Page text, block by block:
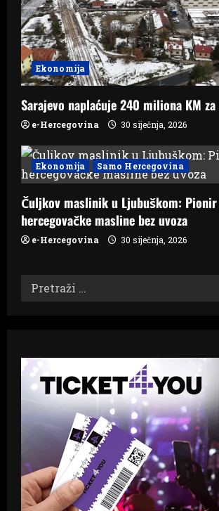
Ekonomija
Sarajevo naplaćuje 240 miliona KM
e-Hercegovina 30 siječnja, 2026
Ekonomija Samo Hercegovina
Čuljkov maslinik u Ljubuškom: Pionir
hercegovačke masline bez uvoza
e-Hercegovina 30 siječnja, 2026
Pretraži: